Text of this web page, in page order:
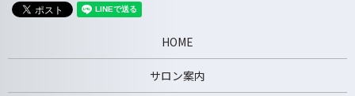
HOME
サロン案内